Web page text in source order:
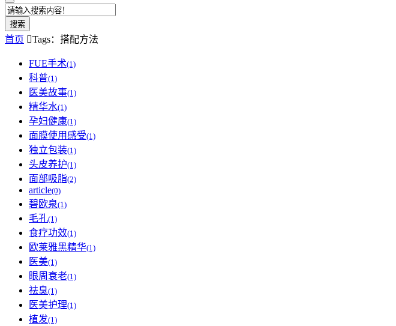
搜索
首页 Tags：搭配方法
FUE手术(1)
科普(1)
医美故事(1)
精华水(1)
孕妇健康(1)
面膜使用感受(1)
独立包装(1)
头皮养护(1)
面部吸脂(2)
article(0)
碧欧泉(1)
毛孔(1)
食疗功效(1)
欧莱雅黑精华(1)
医美(1)
眼周衰老(1)
祛臭(1)
医美护理(1)
植发(1)